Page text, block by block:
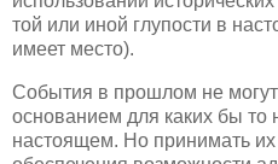
той или иной глупости в
имеет место).
События в прошлом не
основанием для каких бы то
настоящем. Но принимать